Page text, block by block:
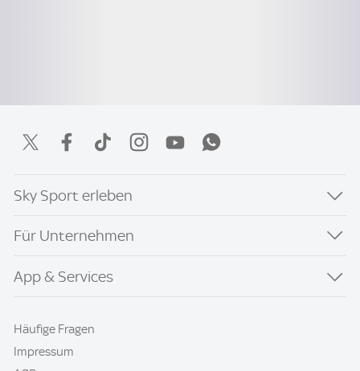
Sky Sport erleben
Für Unternehmen
App & Services
Häufige Fragen
Impressum